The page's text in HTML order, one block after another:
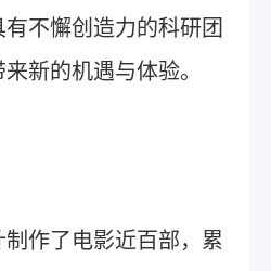
不懈创造力的科研团
新的机遇与体验。
制作了电影近百部，累